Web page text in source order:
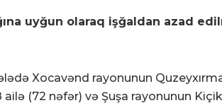
uyğun olaraq işğaldan azad
Xocavənd rayonunun
ailə (72 nəfər) və Şuşa rayonunun